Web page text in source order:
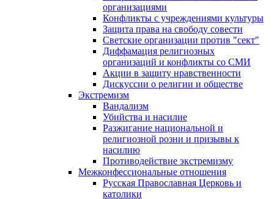
организациями
Конфликты с учреждениями культуры
Защита права на свободу совести
Светские организации против "сект"
Диффамация религиозных
организаций и конфликты со СМИ
Акции в защиту нравственности
Дискуссии о религии и обществе
Экстремизм
Вандализм
Убийства и насилие
Разжигание национальной и
религиозной розни и призывы к
насилию
Противодействие экстремизму
Межконфессиональные отношения
Русская Православная Церковь и
католики